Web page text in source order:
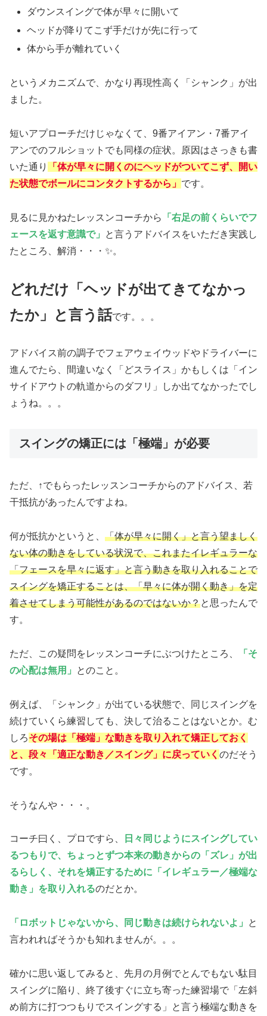
ダウンスイングで体が早々に開いて
ヘッドが降りてこず手だけが先に行って
体から手が離れていく
というメカニズムで、かなり再現性高く「シャンク」が出
ました。
短いアプローチだけじゃなくて、9番アイアン・7番アイ
アンでのフルショットでも同様の症状。原因はさっきも書
いた通り
「体が早々に開くのにヘッドがついてこず、開い
た状態でボールにコンタクトするから」 です。
見るに見かねたレッスンコーチから
「右足の前くらいでフ
ェースを返す意識で」
と言うアドバイスをいただき実践し
たところ、解消・・・✨。
どれだけ「ヘッドが出てきてなかっ
たか」と言う話です。。。
アドバイス前の調子でフェアウェイウッドやドライバーに
進んでたら、間違いなく「どスライス」かもしくは「イン
サイドアウトの軌道からのダフリ」しか出てなかったでし
ょうね。。。
スイングの矯正には「極端」が必要
ただ、↑でもらったレッスンコーチからのアドバイス、若
干抵抗があったんですよね。
何が抵抗かというと、 「体が早々に開く」と言う望ましく
ない体の動きをしている状況で、これまたイレギュラーな
「フェースを早々に返す」と言う動きを取り入れることで
スイングを矯正することは、「早々に体が開く動き」を定
着させてしまう可能性があるのではないか？と思ったんで
す。
ただ、この疑問をレッスンコーチにぶつけたところ、
「そ
の心配は無用」
とのこと。
例えば、「シャンク」が出ている状態で、同じスイングを
続けていくら練習しても、決して治ることはないとか。む
しろその場は「極端」な動きを取り入れて矯正しておく
と、段々「適正な動き／スイング」に戻っていく のだそう
です。
そうなんや・・・。
コーチ曰く、プロですら、
日々同じようにスイングしてい
るつもりで、ちょっとずつ本来の動きからの「ズレ」が出
るらしく、それを矯正するために「イレギュラー／極端な
動き」を取り入れるのだとか。
「ロボットじゃないから、同じ動きは続けられないよ」
と
言われればそうかも知れませんが。。。
確かに思い返してみると、先月の月例でとんでもない駄目
スイングに陥り、終了後すぐに立ち寄った練習場で「左斜
め前方に打つつもりでスイングする」と言う極端な動きを